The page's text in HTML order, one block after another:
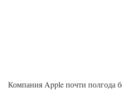
Компания Apple почти полгода